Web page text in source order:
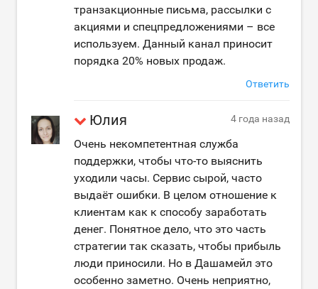
транзакционные письма, рассылки с
акциями и спецпредложениями – все
используем. Данный канал приносит
порядка 20% новых продаж.
Ответить
Юлия 4 года назад
Очень некомпетентная служба
поддержки, чтобы что-то выяснить
уходили часы. Сервис сырой, часто
выдаёт ошибки. В целом отношение к
клиентам как к способу заработать
денег. Понятное дело, что это часть
стратегии так сказать, чтобы прибыль
люди приносили. Но в Дашамейл это
особенно заметно. Очень неприятно,